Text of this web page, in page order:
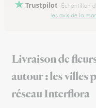
Trustpilot Échantillon
les avis de la
Livraison de
autour : les villes
réseau Interflora